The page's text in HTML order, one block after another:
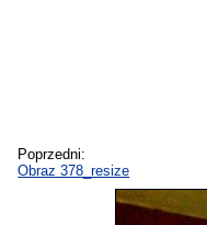
Poprzedni:
Obraz 378_resize